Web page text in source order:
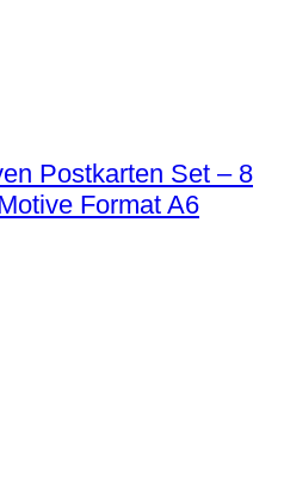
Postkarten Set – 8
Format A6